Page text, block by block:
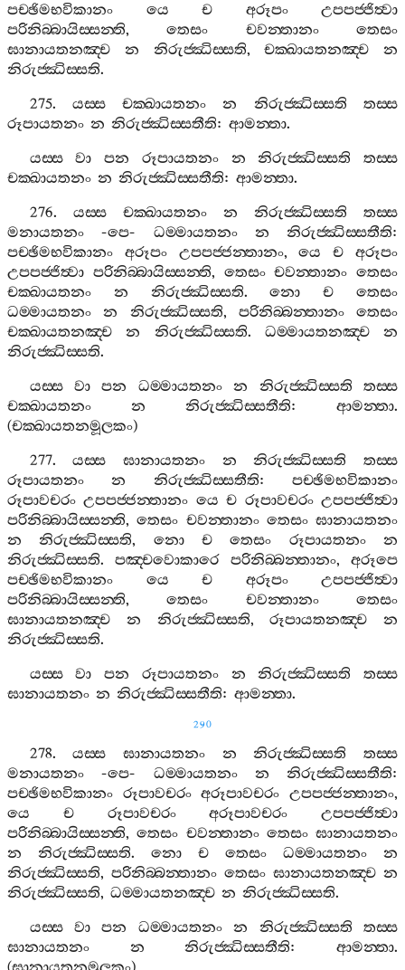
පච‍්ඡිමභවිකානං
යෙ ච අරූපං
උපපජ‍්ජිත්‍වා
පරිනිබ‍්බායිස‍්සන‍්ති,තෙසං චවන‍්තානං
තෙසං
ඝානායතනඤ‍්ච
න නිරුජ‍්ඣිස‍්සති,චක‍්ඛායතනඤ‍්ච
න
නිරුජ‍්ඣිස‍්සති.
275. යස‍්ස චක‍්ඛායතනං න නිරුජ‍්ඣිස‍්සති
තස‍්ස
රූපායතනං න නිරුජ‍්ඣිස‍්සතීති: ආමන‍්තා.
යස‍්ස
වා පන රූපායතනං න නිරුජ‍්ඣිස‍්සති
තස‍්ස
චක‍්ඛායතනං න නිරුජ‍්ඣිස‍්සතීති: ආමන‍්තා.
276. යස‍්ස චක‍්ඛායතනං න නිරුජ‍්ඣිස‍්සති
තස‍්ස
මනායතනං -පෙ- ධම‍්මායතනං න නිරුජ‍්ඣිස‍්සතීති:
පච‍්ඡිමභවිකානං
අරූපං උපපජ‍්ජන‍්තානං,යෙ ච
අරූපං
උපපජ‍්ජිත්‍වා පරිනිබ‍්බායිස‍්සන‍්ති, තෙසං චවන‍්තානං තෙසං
චක‍්ඛායතනං
න නිරුජ‍්ඣිස‍්සති.නො ච
තෙසං
ධම‍්මායතනං
න නිරුජ‍්ඣිස‍්සති, පරිනිබ‍්බන‍්තානං
තෙසං
චක‍්ඛායතනඤ‍්ච
න නිරුජ‍්ඣිස‍්සති. ධම‍්මායතනඤ‍්ච
න
නිරුජ‍්ඣිස‍්සති.
යස‍්ස
වා පන ධම‍්මායතනං න නිරුජ‍්ඣිස‍්සති
තස‍්ස
චක‍්ඛායතනං
න නිරුජ‍්ඣිස‍්සතීති: ආමන‍්තා.
(චක‍්ඛායතනමූලකං)
277.යස‍්ස ඝානායතනං න නිරුජ‍්ඣිස‍්සති
තස‍්ස
රූපායතනං
න නිරුජ‍්ඣිස‍්සතීති:පච‍්ඡිමභවිකානං
රූපාවචරං උපපජ‍්ජන‍්තානං යෙ ච රූපාවචරං උපපජ‍්ජිත්‍වා
පරිනිබ‍්බායිස‍්සන‍්ති,තෙසං චවන‍්තානං තෙසං ඝානායතනං
න
නිරුජ‍්ඣිස‍්සති, නො ච තෙසං රූපායතනං
න
නිරුජ‍්ඣිස‍්සති.පඤ‍්චවොකාරෙ පරිනිබ‍්බන‍්තානං,අරූපෙ
පච‍්ඡිමභවිකානං
යෙ ච අරූපං
උපපජ‍්ජිත්‍වා
පරිනිබ‍්බායිස‍්සන‍්ති,තෙසං චවන‍්තානං
තෙසං
ඝානායතනඤ‍්ච
න නිරුජ‍්ඣිස‍්සති,රූපායතනඤ‍්ච
න
නිරුජ‍්ඣිස‍්සති.
යස‍්ස
වා පන රූපායතනං න නිරුජ‍්ඣිස‍්සති
තස‍්ස
ඝානායතනං න නිරුජ‍්ඣිස‍්සතීති: ආමන‍්තා.
290
278.යස‍්ස ඝානායතනං න නිරුජ‍්ඣිස‍්සති
තස‍්ස
මනායතනං -පෙ- ධම‍්මායතනං න නිරුජ‍්ඣිස‍්සතීති:
පච‍්ඡිමභවිකානං රූපාවචරං අරූපාවචරං උපපජ‍්ජන‍්තානං,
යෙ
ච රූපාවචරං අරූපාවචරං
උපපජ‍්ජිත්‍වා
පරිනිබ‍්බායිස‍්සන‍්ති,තෙසං චවන‍්තානං තෙසං ඝානායතනං
න
නිරුජ‍්ඣිස‍්සති. නො ච තෙසං ධම‍්මායතනං
න
නිරුජ‍්ඣිස‍්සති, පරිනිබ‍්බන‍්තානං තෙසං ඝානායතනඤ‍්ච න
නිරුජ‍්ඣිස‍්සති, ධම‍්මායතනඤ‍්ච න නිරුජ‍්ඣිස‍්සති.
යස‍්ස
වා පන ධම‍්මායතනං න නිරුජ‍්ඣිස‍්සති
තස‍්ස
ඝානායතනං
න නිරුජ‍්ඣිස‍්සතීති:ආමන‍්තා.